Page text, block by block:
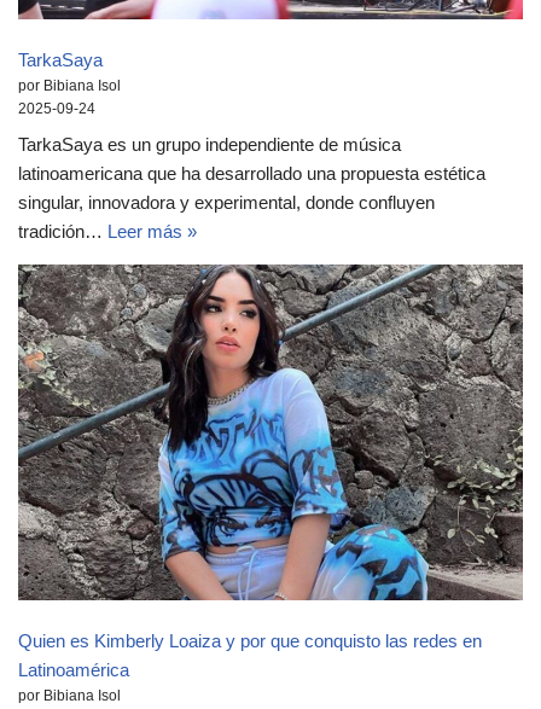
TarkaSaya
por Bibiana Isol
2025-09-24
TarkaSaya es un grupo independiente de música
latinoamericana que ha desarrollado una propuesta estética
singular, innovadora y experimental, donde confluyen
tradición… Leer más »
Quien es Kimberly Loaiza y por que conquisto las redes en
Latinoamérica
por Bibiana Isol